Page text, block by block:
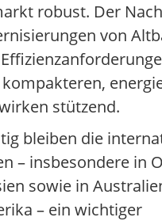
robust. Der
von
stützend.
bleiben die
– insbesondere in
sowie in
– ein wichtiger